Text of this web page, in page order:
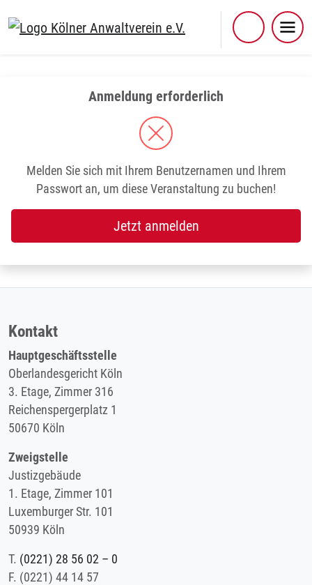
Anmeldung erforderlich
Melden Sie sich mit Ihrem Benutzernamen und Ihrem
Passwort an, um diese Veranstaltung zu buchen!
Jetzt anmelden
Kontakt
Hauptgeschäftsstelle
Oberlandesgericht Köln
3. Etage, Zimmer 316
Reichenspergerplatz 1
50670 Köln
Zweigstelle
Justizgebäude
1. Etage, Zimmer 101
Luxemburger Str. 101
50939 Köln
T. (0221) 28 56 02 – 0
F. (0221) 44 14 57